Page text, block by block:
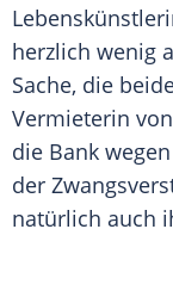
herzlich wenig
Sache, die
Vermieterin
die Bank
der
natürlich auch